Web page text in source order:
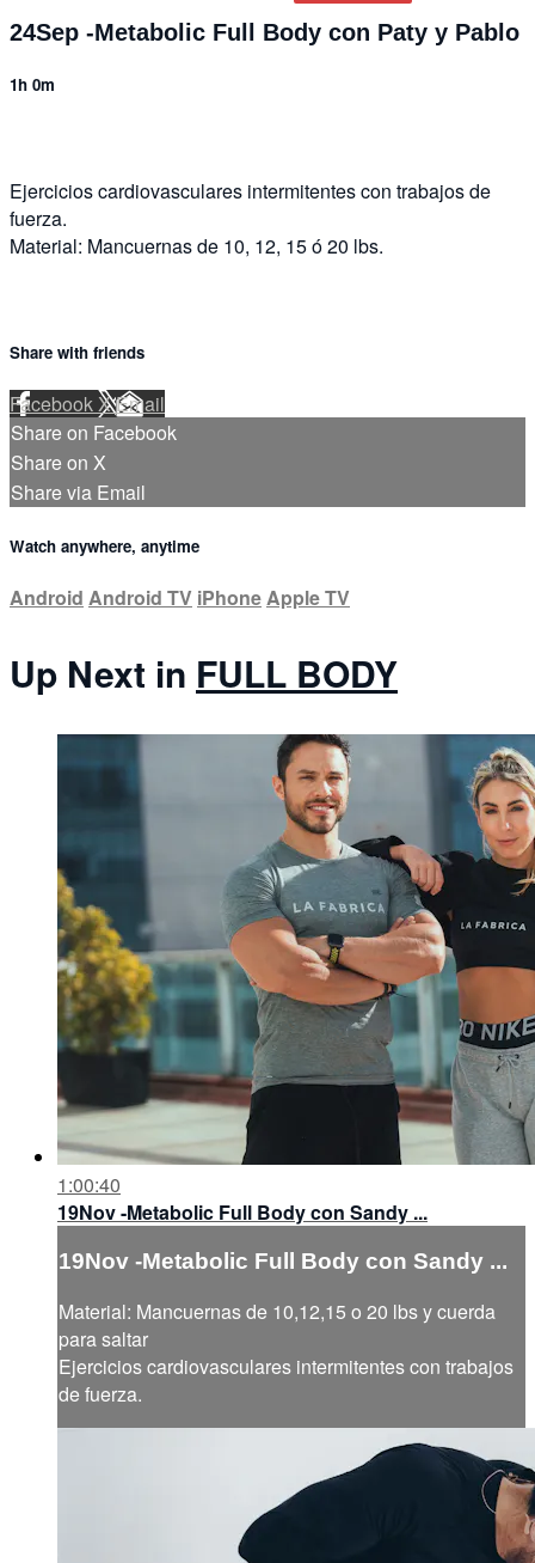
24Sep -Metabolic Full Body con Paty y Pablo
1h 0m
Ejercicios cardiovasculares intermitentes con trabajos de
fuerza.
Material: Mancuernas de 10, 12, 15 ó 20 lbs.
Share with friends
FacebookXEmail
Share on Facebook
Share on X
Share via Email
Watch anywhere, anytime
Android Android TV iPhoneApple TV
Up Next in FULL BODY
1:00:40
19Nov -Metabolic Full Body con Sandy ...
19Nov -Metabolic Full Body con Sandy ...
Material: Mancuernas de 10,12,15 o 20 lbs y cuerda
para saltar
Ejercicios cardiovasculares intermitentes con trabajos
de fuerza.